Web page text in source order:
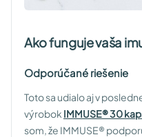
Ako funguje vaša
Odporúčané riešenie
Toto sa udialo aj v
výrobok IMMUSE® 30
som, že IMMUSE®